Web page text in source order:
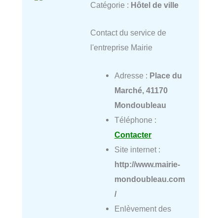
Catégorie : Hôtel de ville
Contact du service de
l'entreprise Mairie
Adresse : Place du
Marché, 41170
Mondoubleau
Téléphone :
Contacter
Site internet :
http://www.mairie-
mondoubleau.com
/
Enlèvement des